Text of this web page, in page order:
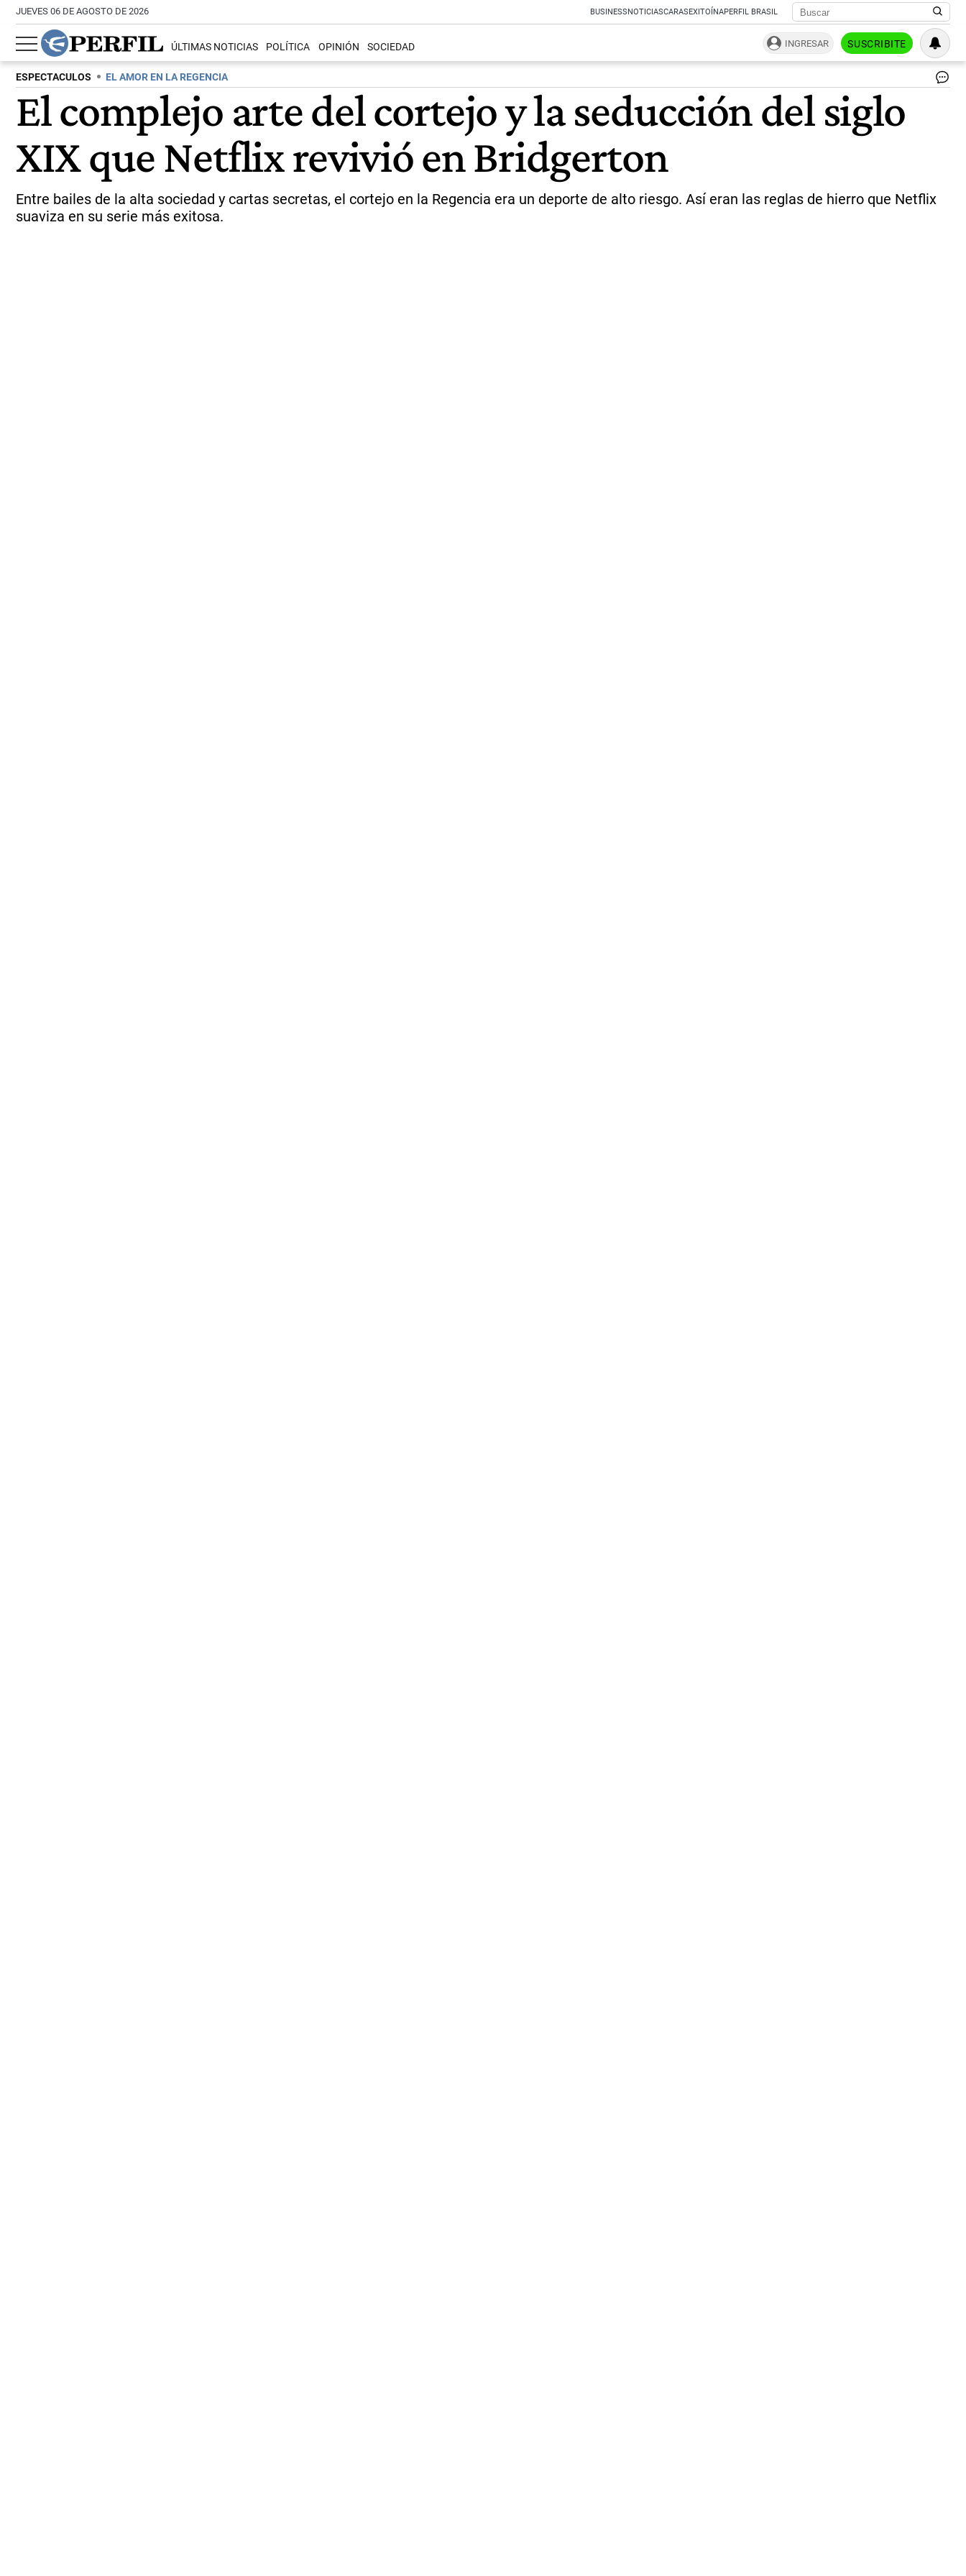
JUEVES 06 DE AGOSTO DE 2026 BUSINESSNOTICIASCARASEXITOÍNAPERFIL BRASIL
ÚLTIMAS NOTICIAS POLÍTICA OPINIÓN SOCIEDAD INGRESAR SUSCRIBITE
ESPECTACULOS EL AMOR EN LA REGENCIA
El complejo arte del cortejo y la seducción del siglo
XIX que Netflix revivió en Bridgerton
Entre bailes de la alta sociedad y cartas secretas, el cortejo en la Regencia era un deporte de alto riesgo. Así eran las reglas de hierro que Netflix
suaviza en su serie más exitosa.